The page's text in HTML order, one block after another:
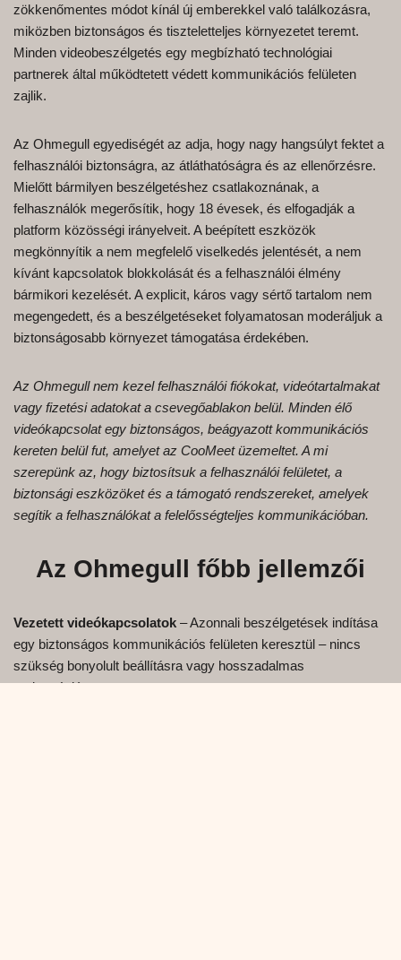
zökkenőmentes módot kínál új emberekkel való találkozásra,
miközben biztonságos és tiszteletteljes környezetet teremt.
Minden videobeszélgetés egy megbízható technológiai
partnerek által működtetett védett kommunikációs felületen
zajlik.
Az Ohmegull egyediségét az adja, hogy nagy hangsúlyt fektet a
felhasználói biztonságra, az átláthatóságra és az ellenőrzésre.
Mielőtt bármilyen beszélgetéshez csatlakoznának, a
felhasználók megerősítik, hogy 18 évesek, és elfogadják a
platform közösségi irányelveit. A beépített eszközök
megkönnyítik a nem megfelelő viselkedés jelentését, a nem
kívánt kapcsolatok blokkolását és a felhasználói élmény
bármikori kezelését. A explicit, káros vagy sértő tartalom nem
megengedett, és a beszélgetéseket folyamatosan moderáljuk a
biztonságosabb környezet támogatása érdekében.
Az Ohmegull nem kezel felhasználói fiókokat, videótartalmakat
vagy fizetési adatokat a csevegőablakon belül. Minden élő
videókapcsolat egy biztonságos, beágyazott kommunikációs
kereten belül fut, amelyet az CooMeet üzemeltet. A mi
szerepünk az, hogy biztosítsuk a felhasználói felületet, a
biztonsági eszközöket és a támogató rendszereket, amelyek
segítik a felhasználókat a felelősségteljes kommunikációban.
Az Ohmegull főbb jellemzői
Vezetett videókapcsolatok – Azonnali beszélgetések indítása
egy biztonságos kommunikációs felületen keresztül – nincs
szükség bonyolult beállításra vagy hosszadalmas
regisztrációra.